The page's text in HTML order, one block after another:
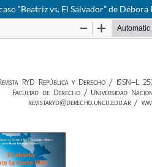
“Beatriz vs. El Salvador” de